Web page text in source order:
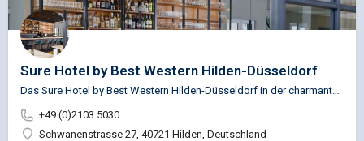
Sure Hotel by Best Western Hilden-Düsseldorf
+49 (0)2103 5030
Schwanenstrasse 27, 40721 Hilden, Deutschland